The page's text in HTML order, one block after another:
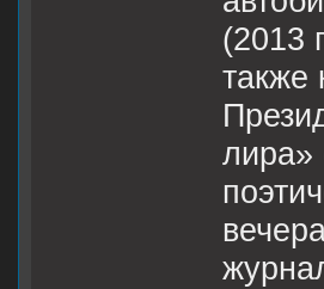
(2013
также
лира»